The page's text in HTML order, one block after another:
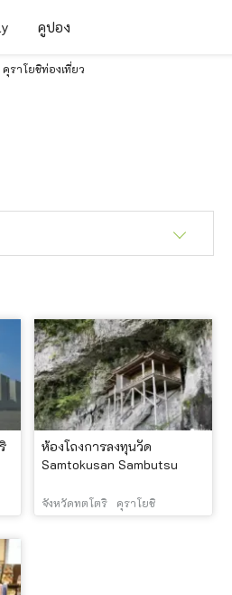
คูปอง
ราโยชิท่องเที่ยว
ห้องโถงการลงทุนวัด
Samtokusan Sambutsu
จังหวัดทตโตริ คุราโยชิ